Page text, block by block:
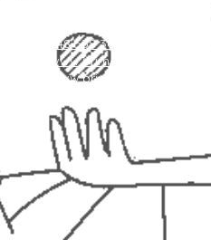
+48 539 305 780
www.primajobcenter.eu
www.primajobcenter.de